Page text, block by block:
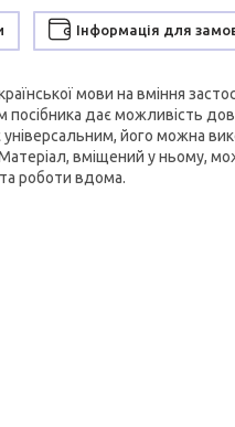
Інформація для
мови на вміння
дає можливість
його можна
вміщений у ньому,
роботи вдома.